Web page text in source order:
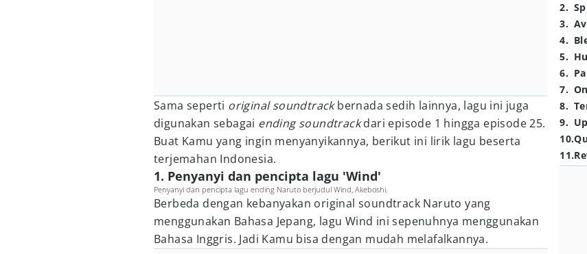
Sama seperti original soundtrackbernada sedih lainnya, lagu ini juga
digunakan sebagai ending soundtrackdari episode 1 hingga episode 25.
Buat Kamu yang ingin menyanyikannya, berikut ini lirik lagu beserta
terjemahan Indonesia.
1. Penyanyi dan pencipta lagu 'Wind'
Penyanyi dan pencipta lagu ending Naruto berjudul Wind, Akeboshi.
Berbeda dengan kebanyakan original soundtrack Naruto yang
menggunakan Bahasa Jepang, lagu Wind ini sepenuhnya menggunakan
Bahasa Inggris. Jadi Kamu bisa dengan mudah melafalkannya.
2.
3.
4.
5.
6.
7.
8.
9.
10.
11.